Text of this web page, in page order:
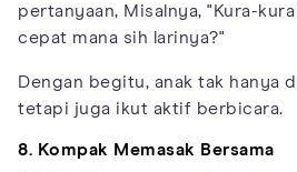
pertanyaan, Misalnya, "Kura-
cepat mana sih larinya?"
Dengan begitu, anak tak hanya
tetapi juga ikut aktif berbicara.
8. Kompak Memasak Bersama